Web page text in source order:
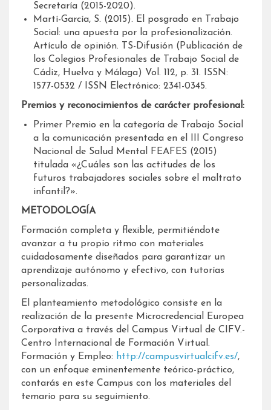
Secretaría (2015-2020).
Martí-García, S. (2015). El posgrado en Trabajo
Social: una apuesta por la profesionalización.
Artículo de opinión. TS-Difusión (Publicación de
los Colegios Profesionales de Trabajo Social de
Cádiz, Huelva y Málaga) Vol. 112, p. 31. ISSN:
1577-0532 / ISSN Electrónico: 2341-0345.
Premios y reconocimientos de carácter profesional:
Primer Premio en la categoría de Trabajo Social
a la comunicación presentada en el III Congreso
Nacional de Salud Mental FEAFES (2015)
titulada «¿Cuáles son las actitudes de los
futuros trabajadores sociales sobre el maltrato
infantil?».
METODOLOGÍA
Formación completa y flexible, permitiéndote
avanzar a tu propio ritmo con materiales
cuidadosamente diseñados para garantizar un
aprendizaje autónomo y efectivo, con tutorías
personalizadas.
El planteamiento metodológico consiste en la
realización de la presente Microcredencial Europea
Corporativa a través del Campus Virtual de CIFV.-
Centro Internacional de Formación Virtual.
Formación y Empleo: http://campusvirtualcifv.es/,
con un enfoque eminentemente teórico-práctico,
contarás en este Campus con los materiales del
temario para su seguimiento.